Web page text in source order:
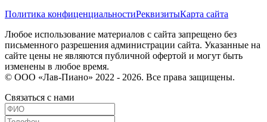
Политика конфиценциальностиРеквизитыКарта сайта
Любое использование материалов с сайта запрещено без
письменного разрешения администрации сайта. Указанные на
сайте цены не являются публичной офертой и могут быть
изменены в любое время.
© ООО «Лав-Пиано» 2022 - 2026. Все права защищены.
Связаться с нами